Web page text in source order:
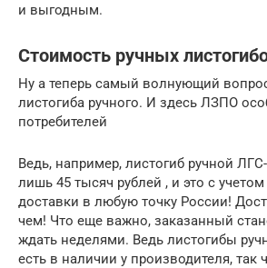
и выгодным.
Стоимость ручных
Ну а теперь самый волнующий
листогиба ручного. И здесь ЛЗПО
потребителей
Ведь, например, листогиб ручной
лишь 45 тысяч рублей , и это с
доставки в любую точку России!
чем! Что еще важно, заказанный
ждать неделями. Ведь листогибы
есть в наличии у производителя, так